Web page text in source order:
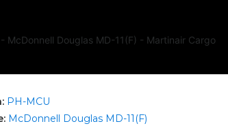
PH-MCU
McDonnell Douglas MD-11(F)